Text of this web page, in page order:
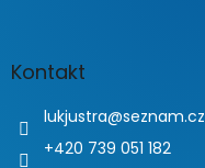
Kontakt
lukjustra@seznam.cz
+420 739 051 182